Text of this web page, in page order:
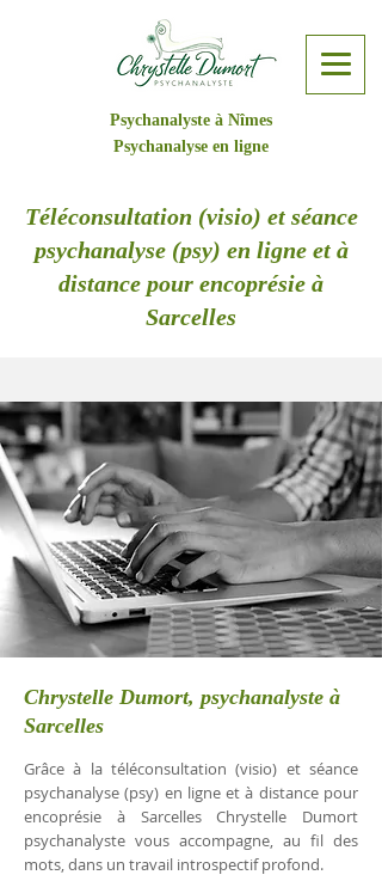
Psychanalyste à Nîmes
Psychanalyse en ligne
Téléconsultation (visio) et séance
psychanalyse (psy) en ligne et à
distance pour encoprésie à
Sarcelles
Chrystelle Dumort, psychanalyste à
Sarcelles
Grâce à la téléconsultation (visio) et séance
psychanalyse (psy) en ligne et à distance pour
encoprésie à Sarcelles Chrystelle Dumort
psychanalyste vous accompagne, au fil des
mots, dans un travail introspectif profond.